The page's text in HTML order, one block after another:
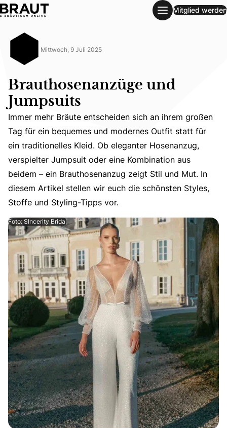
Mitglied werden
Mittwoch, 9 Juli 2025
Brauthosenanzüge und
Jumpsuits
Immer mehr Bräute entscheiden sich an ihrem großen
Immer mehr Bräute entscheiden sich an ihrem großen
Tag für ein bequemes und modernes Outfit statt für
ein traditionelles Kleid. Ob eleganter Hosenanzug,
verspielter Jumpsuit oder eine Kombination aus
beidem – ein Brauthosenanzug zeigt Stil und Mut. In
diesem Artikel stellen wir euch die schönsten Styles,
Stoffe und Styling-Tipps vor.
Foto: SIncerity Bridal